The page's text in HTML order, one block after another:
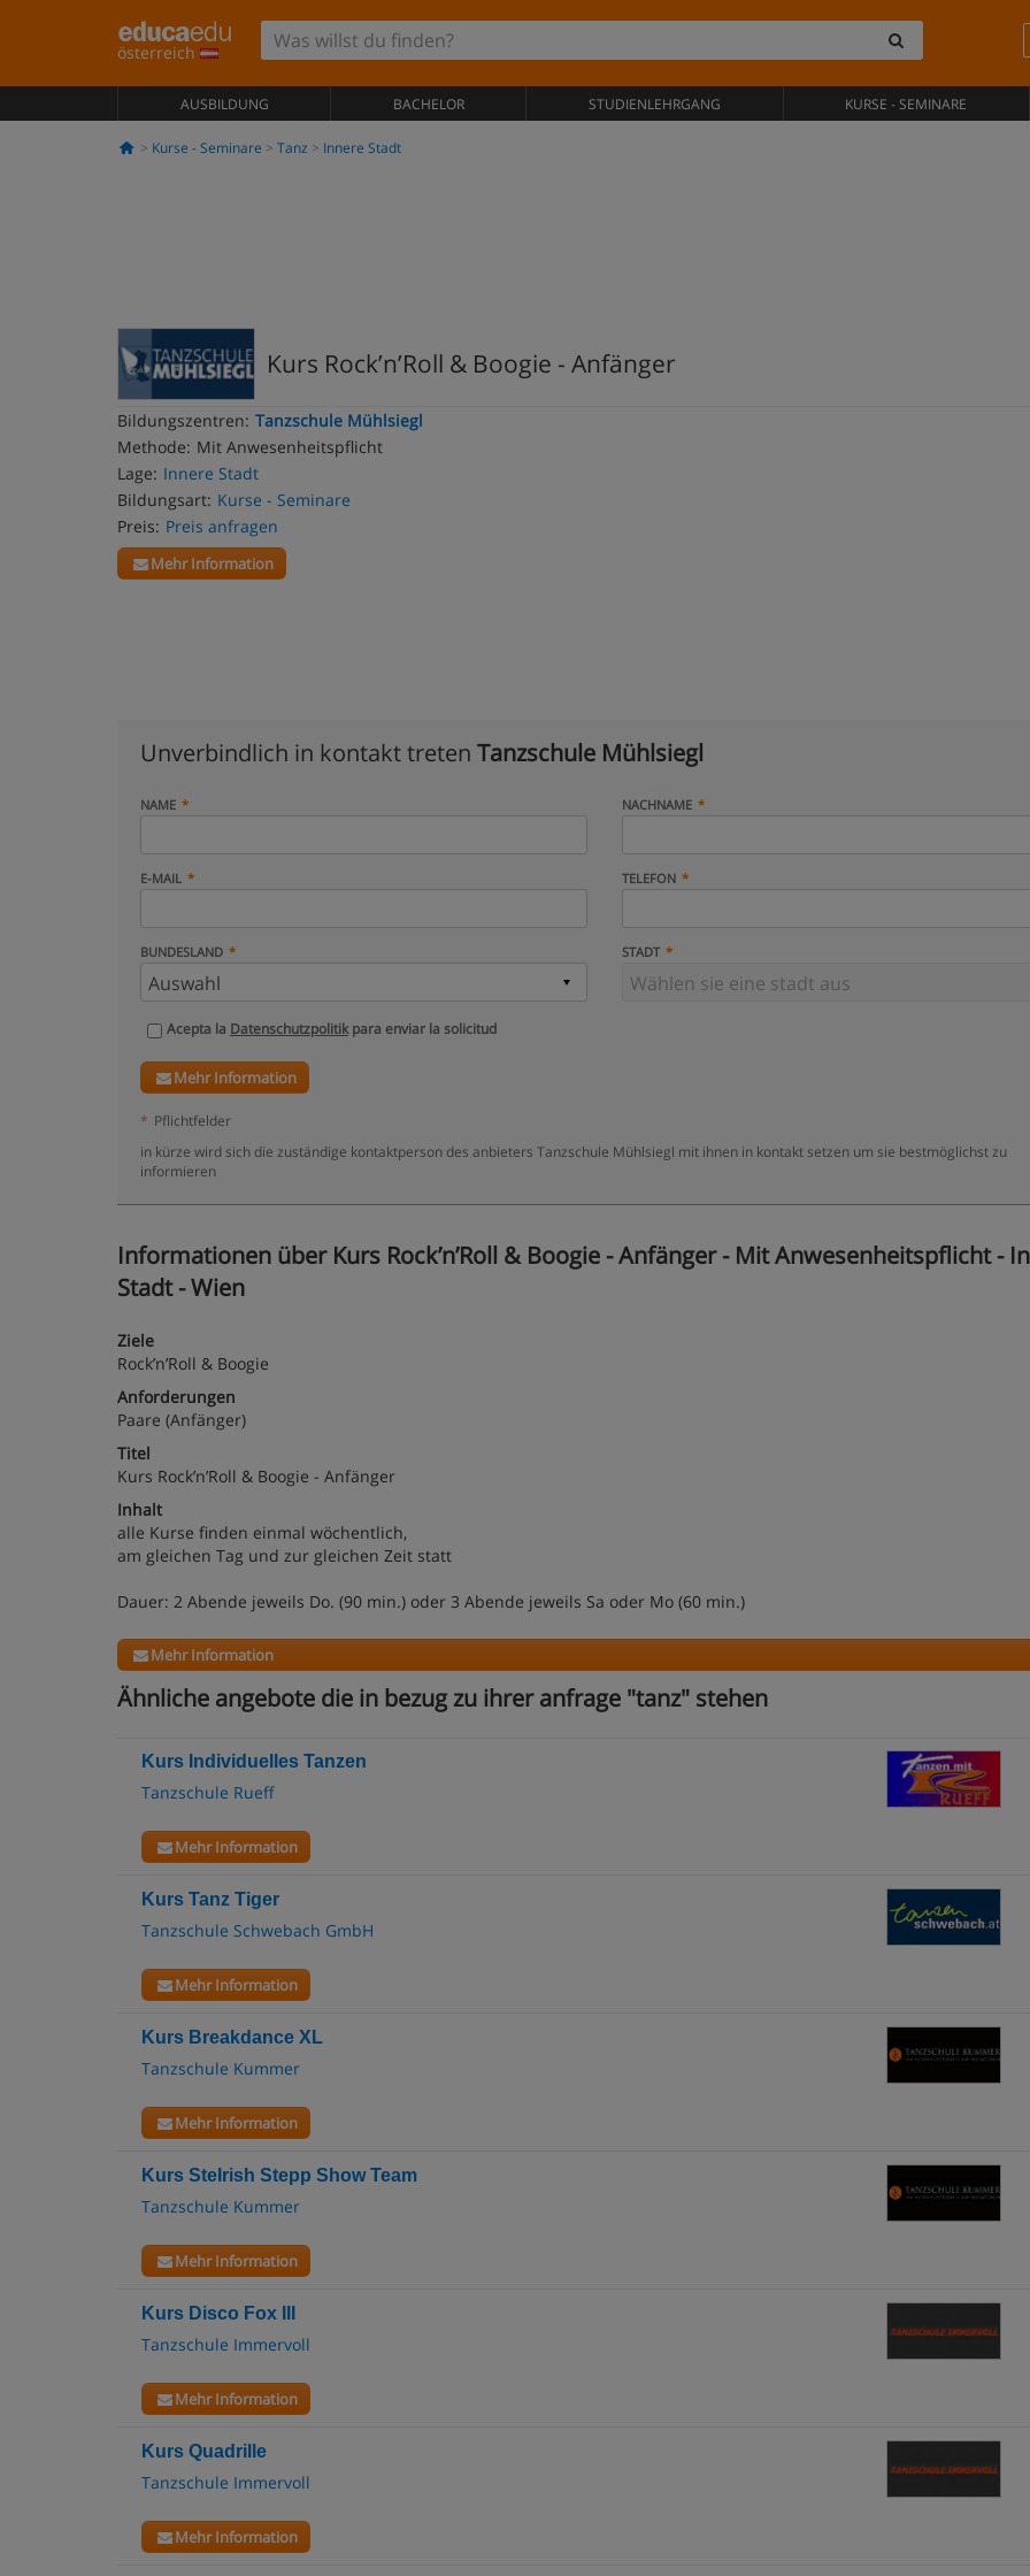
österreich
AUSBILDUNG BACHELOR STUDIENLEHRGANG KURSE - SEMINARE
Kurse - Seminare Tanz Innere Stadt
Kurs Rock’n’Roll & Boogie - Anfänger
Bildungszentren: Tanzschule Mühlsiegl
Methode: Mit Anwesenheitspflicht
Lage: Innere Stadt
Bildungsart: Kurse - Seminare
Preis: Preis anfragen
Mehr Information
Unverbindlich in kontakt treten Tanzschule Mühlsiegl
NAME NACHNAME
E-MAIL TELEFON
BUNDESLAND STADT
Acepta la Datenschutzpolitikpara enviar la solicitud
Mehr Information
* Pflichtfelder
in kürze wird sich die zuständige kontaktperson des anbieters Tanzschule Mühlsiegl mit ihnen in kontakt setzen um sie bestmöglichst zu
informieren
Informationen über Kurs Rock’n’Roll & Boogie - Anfänger - Mit Anwesenheitspflicht -
Stadt - Wien
Ziele
Rock’n’Roll & Boogie
Anforderungen
Paare (Anfänger)
Titel
Kurs Rock’n’Roll & Boogie - Anfänger
Inhalt
alle Kurse finden einmal wöchentlich,
am gleichen Tag und zur gleichen Zeit statt
Dauer: 2 Abende jeweils Do. (90 min.) oder 3 Abende jeweils Sa oder Mo (60 min.)
Mehr Information
Ähnliche angebote die in bezug zu ihrer anfrage "tanz" stehen
Kurs Individuelles Tanzen
Tanzschule Rueff
Mehr Information
Kurs Tanz Tiger
Tanzschule Schwebach GmbH
Mehr Information
Kurs Breakdance XL
Tanzschule Kummer
Mehr Information
Kurs SteIrish Stepp Show Team
Tanzschule Kummer
Mehr Information
Kurs Disco Fox III
Tanzschule Immervoll
Mehr Information
Kurs Quadrille
Tanzschule Immervoll
Mehr Information